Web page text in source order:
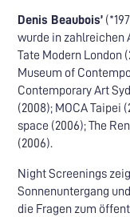
Denis Beaubois’
wurde in zahlreichen
Tate Modern London
Museum of
Contemporary Art
(2008); MOCA Taipei
space (2006); The
(2006).
Night Screenings
Sonnenuntergang
die Fragen zum